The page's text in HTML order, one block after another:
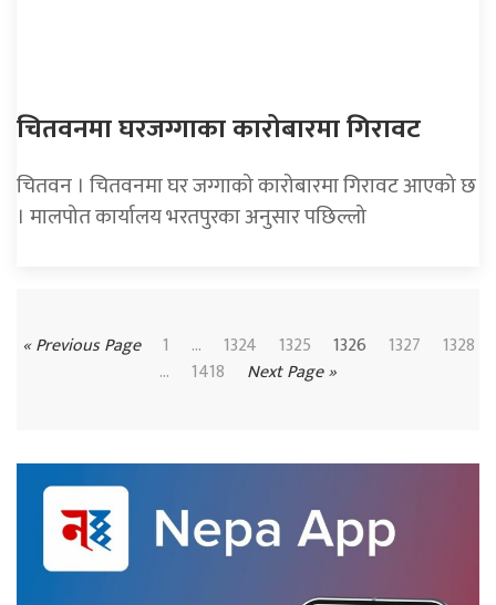
चितवनमा घरजग्गाका कारोबारमा गिरावट
चितवन । चितवनमा घर जग्गाको कारोबारमा गिरावट आएको छ
। मालपोत कार्यालय भरतपुरका अनुसार पछिल्लो
« Previous Page 1 … 1324 1325 1326 1327
1328
...
1418 Next Page »